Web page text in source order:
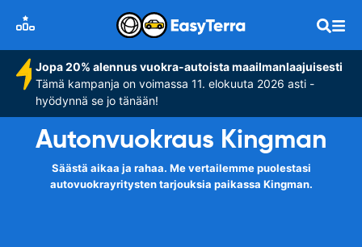
Jopa 20% alennus vuokra-autoista maailmanlaajuisesti
Tämä kampanja on voimassa 11. elokuuta 2026 asti -
hyödynnä se jo tänään!
Autonvuokraus Kingman
Säästä aikaa ja rahaa. Me vertailemme puolestasi
autovuokrayritysten tarjouksia paikassa Kingman.